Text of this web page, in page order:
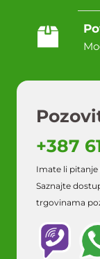
+387
Imate li pitanje
Saznajte
trgovinama